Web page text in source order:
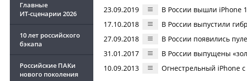
Главные
ИТ-сценарии 2026
10 лет российского
бэкапа
Российские ПАКи
нового поколения
23.09.2019
В России вышли iPhone
17.10.2018
В России выпустили
27.09.2018
В России появились
31.01.2017
В России выпущены
10.09.2013
Огнестрельный iPhone